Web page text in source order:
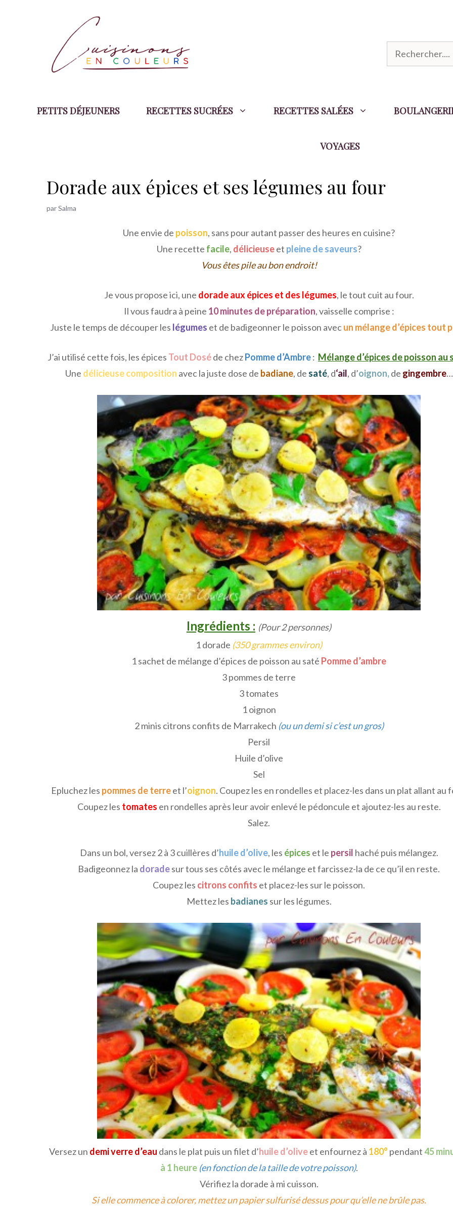
e
PETITS DÉJEUNERS RECETTES SUCRÉES RECETTES SALÉES
VOYAGES
Dorade aux épices et ses légumes au four
parSalma
Une envie de poisson, sans pour autant passer des heures en cuisine?
Une recette facile, délicieuseet pleine de saveurs?
Vous êtes pile au bon endroit!
Je vous propose ici, une dorade aux épices et des légumes, le tout cuit au four.
Il vous faudra à peine 10 minutes de préparation, vaisselle comprise :
Juste le temps de découper les légumes et de badigeonner le poisson avecun mélange d’épices tout
J’ai utilisé cette fois, les épices Tout Doséde chezPomme d’Ambre: Mélange d’épices de poisson au
Une délicieuse composition avec la juste dose de badiane, de saté, d‘ail, d’oignon,de gingembre…
Ingrédients : (Pour 2 personnes)
1 dorade (350 grammes environ)
1 sachet de mélange d’épices de poisson au saté Pomme d’ambre
3 pommes de terre
3 tomates
1 oignon
2 minis citrons confits de Marrakech (ou un demi si c’est un gros)
Persil
Huile d’olive
Sel
Epluchez les pommes de terreet l’oignon. Coupez les en rondelles et placez-les dans un plat allant au
Coupez les tomates en rondelles après leur avoir enlevé le pédoncule et ajoutez-les au reste.
Salez.
Dans un bol, versez 2 à 3 cuillères d’huile d’olive, les épices et le persil haché puis mélangez.
Badigeonnez la doradesur tous ses côtés avec le mélange et farcissez-la de ce qu’il en reste.
Coupez les citrons confits et placez-les sur le poisson.
Mettez les badianes sur les légumes.
Versez un demi verre d’eau dans le plat puis un filet d’huile d’oliveet enfournez à 180° pendant45
à 1 heure (en fonction de la taille de votre poisson).
Vérifiez la dorade à mi cuisson.
Si elle commence à colorer, mettez un papier sulfurisé dessus pour qu’elle ne brûle pas.